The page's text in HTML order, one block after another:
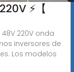
⚡️【
220V onda
inversores de
Los modelos